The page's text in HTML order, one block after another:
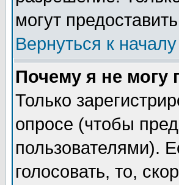
могут
Вернуться к началу
Почему я не могу
Только
опросе (чтобы
пользователями).
голосовать, то,